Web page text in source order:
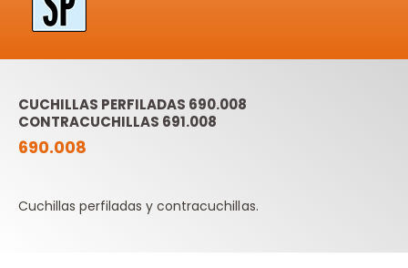
CUCHILLAS PERFILADAS 690.008
CONTRACUCHILLAS 691.008
690.008
Cuchillas perfiladas y contracuchillas.